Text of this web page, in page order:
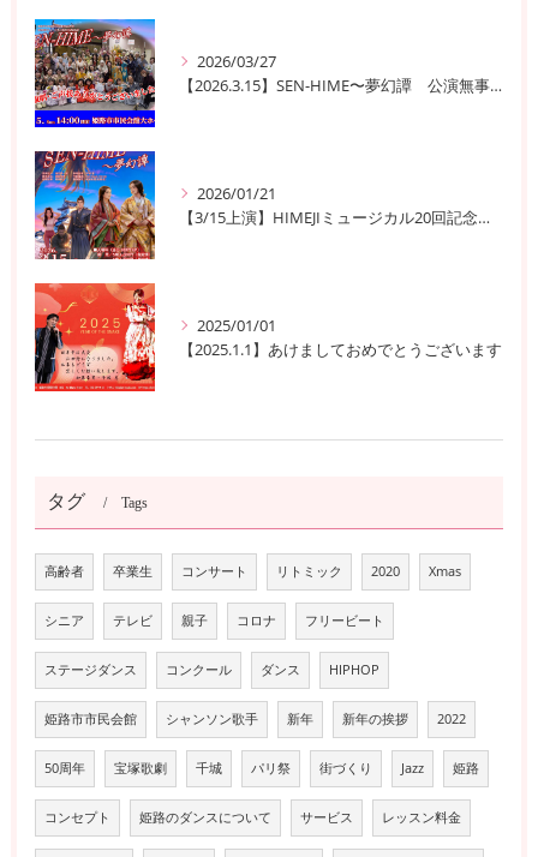
2026/03/27
【2026.3.15】SEN-HIME〜夢幻譚 公演無事終了
2026/01/21
【3/15上演】HIMEJIミュージカル20回記念公演！ 姫路の歴史と夢が交錯する『SEN-HIME〜夢幻譚』
2025/01/01
【2025.1.1】あけましておめでとうございます
タグ Tags
高齢者 卒業生 コンサート リトミック 2020 Xmas
シニア テレビ 親子 コロナ フリービート
ステージダンス コンクール ダンス HIPHOP
姫路市市民会館 シャンソン歌手 新年 新年の挨拶 2022
50周年 宝塚歌劇 千城 パリ祭 街づくり Jazz 姫路
コンセプト 姫路のダンスについて サービス レッスン料金